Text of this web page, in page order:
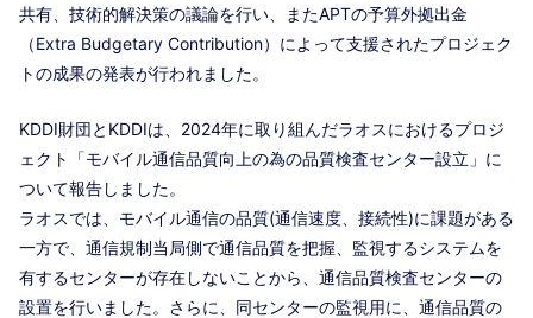
共有、技術的解決策の議論を行い、またAPTの予算外拠出金
（Extra Budgetary Contribution）によって支援されたプロジェク
トの成果の発表が行われました。
KDDI財団とKDDIは、 2024年に取り組んだラオスにおけるプロジ
ェクト「モバイル通信品質向上の為の品質検査センター設立」に
ついて報告しました。
ラオスでは、モバイル通信の品質(通信速度、接続性)に課題がある
一方で、通信規制当局側で通信品質を把握、監視するシステムを
有するセンターが存在しないことから、通信品質検査センターの
設置を行いました。さらに、同センターの監視用に、通信品質の